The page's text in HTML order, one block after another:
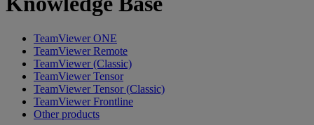
TeamViewer ONE
TeamViewer Remote
TeamViewer (Classic)
TeamViewer Tensor
TeamViewer Tensor (Classic)
TeamViewer Frontline
Other products